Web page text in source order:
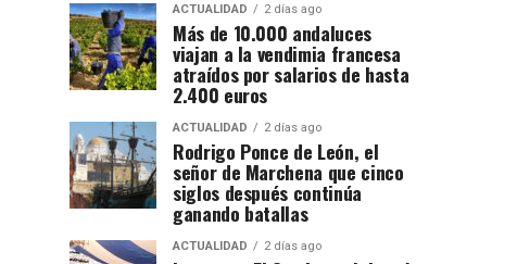
ACTUALIDAD 2 días ago
Más de 10.000 andaluces
viajan a la vendimia francesa
atraídos por salarios de hasta
2.400 euros
ACTUALIDAD 2 días ago
Rodrigo Ponce de León, el
señor de Marchena que cinco
siglos después continúa
ganando batallas
ACTUALIDAD 2 días ago